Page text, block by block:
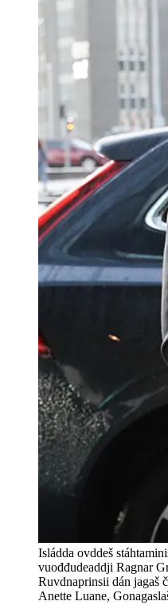
Isládda ovddeš
vuođđudeaddji Ragnar
Ruvdnaprinsii dán jagaš
Anette Luane,